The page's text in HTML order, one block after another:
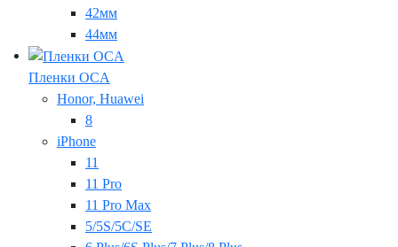
42мм
44мм
Пленки OCA
Honor, Huawei
8
iPhone
11
11 Pro
11 Pro Max
5/5S/5C/SE